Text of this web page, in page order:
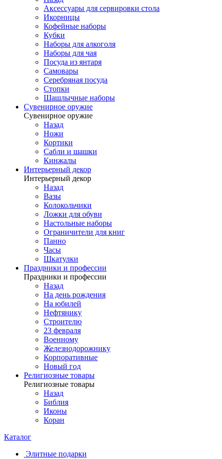
Аксессуары для сервировки стола
Икорницы
Кофейные наборы
Кубки
Наборы для алкоголя
Наборы для чая
Посуда из янтаря
Самовары
Серебряная посуда
Стопки
Шашлычные наборы
Сувенирное оружие
Сувенирное оружие
Назад
Ножи
Кортики
Сабли и шашки
Кинжалы
Интерьерный декор
Интерьерный декор
Назад
Вазы
Колокольчики
Ложки для обуви
Настольные наборы
Ограничители для книг
Панно
Часы
Шкатулки
Праздники и профессии
Праздники и профессии
Назад
На день рождения
На юбилей
Нефтянику
Строителю
23 февраля
Военному
Железнодорожнику
Корпоративные
Новый год
Религиозные товары
Религиозные товары
Назад
Библия
Иконы
Коран
Каталог
Элитные подарки